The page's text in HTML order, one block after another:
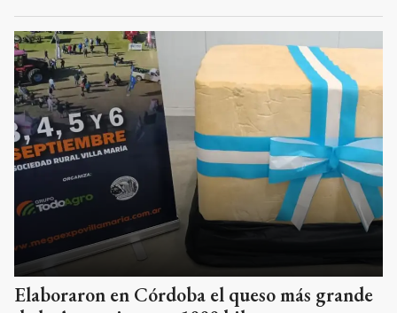
Elaboraron en Córdoba el queso más grande